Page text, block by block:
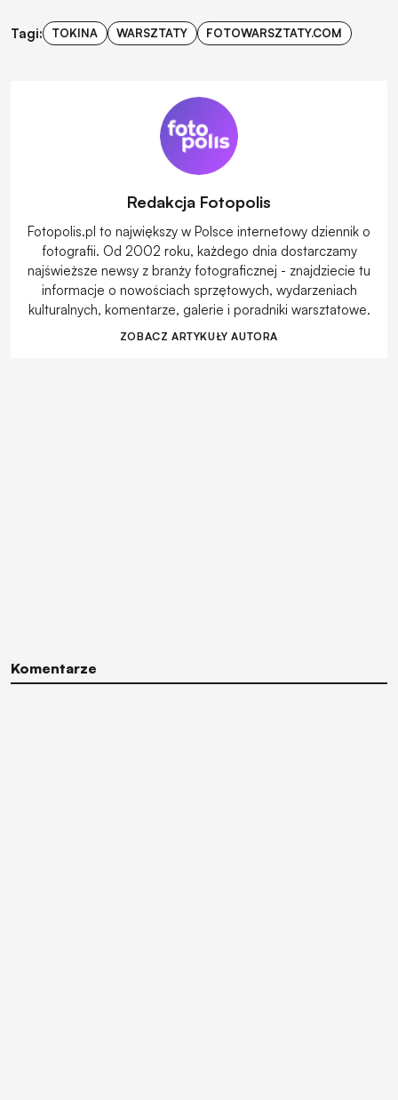
Tagi: TOKINA WARSZTATY FOTOWARSZTATY.COM
Redakcja Fotopolis
Fotopolis.pl to największy w Polsce internetowy dziennik o
fotografii. Od 2002 roku, każdego dnia dostarczamy
najświeższe newsy z branży fotograficznej - znajdziecie tu
informacje o nowościach sprzętowych, wydarzeniach
kulturalnych, komentarze, galerie i poradniki warsztatowe.
ZOBACZ ARTYKUŁY AUTORA
Komentarze